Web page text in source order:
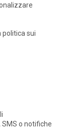
politica sui
o notifiche